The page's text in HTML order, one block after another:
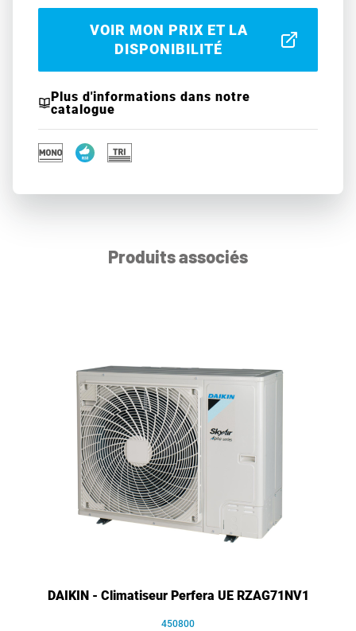
VOIR MON PRIX ET LA
DISPONIBILITÉ
Plus d'informations dans notre
catalogue
Produits associés
DAIKIN - Climatiseur Perfera UE RZAG71NV1
450800